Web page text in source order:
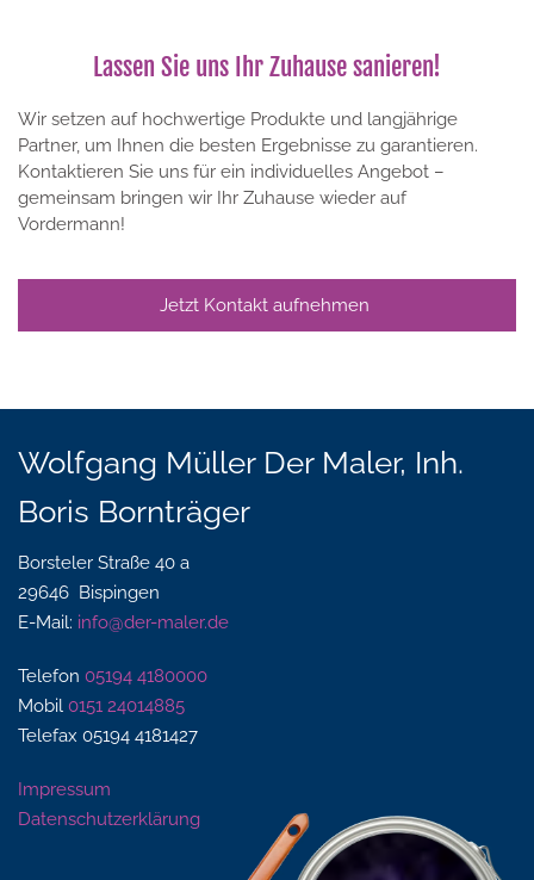
Lassen Sie uns Ihr Zuhause sanieren!
Wir setzen auf hochwertige Produkte und langjährige
Partner, um Ihnen die besten Ergebnisse zu garantieren.
Kontaktieren Sie uns für ein individuelles Angebot –
gemeinsam bringen wir Ihr Zuhause wieder auf
Vordermann!
Jetzt Kontakt aufnehmen
Wolfgang Müller Der Maler, Inh.
Boris Bornträger
Borsteler Straße 40 a
29646 Bispingen
E-Mail: info@der-maler.de
Telefon 05194 4180000
Mobil 0151 24014885
Telefax 05194 4181427
Impressum
Datenschutzerklärung